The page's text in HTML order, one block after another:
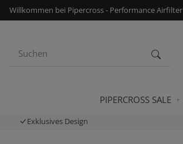
Willkommen bei Pipercross - Performance Airfilter
PIPERCROSS SALE
Exklusives Design